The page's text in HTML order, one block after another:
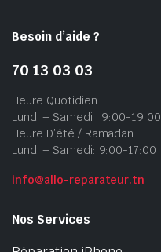
Besoin d’aide ?
70 13 03 03
Heure Quotidien :
Lundi – Samedi : 9:00-19:00
Heure D’été / Ramadan :
Lundi – Samedi: 9:00-17:00
info@allo-reparateur.tn
Nos Services